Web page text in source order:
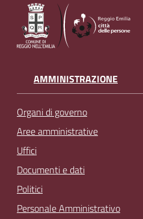
t
Seguici
su
AMMINISTRAZIONE
Organi di governo
Aree amministrative
Uffici
Documenti e dati
Politici
Personale Amministrativo